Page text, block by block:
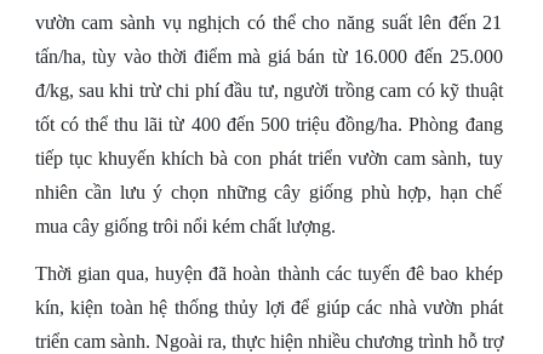
vườn cam sành vụ nghịch có thể cho năng suất lên đến 21
tấn/ha, tùy vào thời điểm mà giá bán từ 16.000 đến 25.000
đ/kg, sau khi trừ chi phí đầu tư, người trồng cam có kỹ thuật
tốt có thể thu lãi từ 400 đến 500 triệu đồng/ha. Phòng đang
tiếp tục khuyến khích bà con phát triển vườn cam sành, tuy
nhiên cần lưu ý chọn những cây giống phù hợp, hạn chế
mua cây giống trôi nổi kém chất lượng.
Thời gian qua, huyện đã hoàn thành các tuyến đê bao khép
kín, kiện toàn hệ thống thủy lợi để giúp các nhà vườn phát
triển cam sành. Ngoài ra, thực hiện nhiều chương trình hỗ trợ